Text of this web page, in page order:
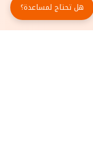
هل تحتاج لمساعدة؟